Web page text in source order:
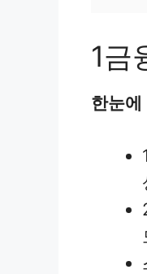
1금
한눈에